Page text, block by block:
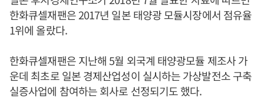
한화큐셀재팬은 2017년 일본 태양광 모듈시장에서 점유율
1위에 올랐다.
한화큐셀재팬은 지난해 5월 외국계 태양광모듈 제조사 가
운데 최초로 일본 경제산업성이 실시하는 가상발전소 구축
실증사업에 참여하는 회사로 선정되기도 했다.